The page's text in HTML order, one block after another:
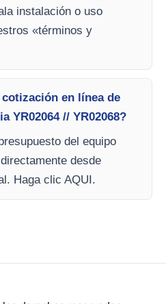
instalación o uso
«términos y
en línea de
YR02064 // YR02068?
del equipo
desde
Haga clic AQUI.